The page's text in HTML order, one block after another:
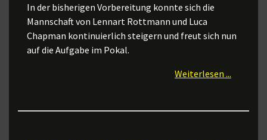
In der bisherigen Vorbereitung konnte sich die
Mannschaft von Lennart Rottmann und Luca
Chapman kontinuierlich steigern und freut sich nun
auf die Aufgabe im Pokal.
Weiterlesen ...